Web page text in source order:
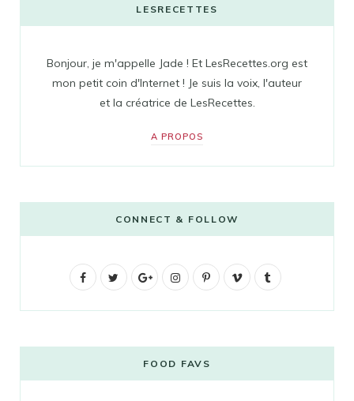
LESRECETTES
Bonjour, je m'appelle Jade ! Et LesRecettes.org est
mon petit coin d'Internet ! Je suis la voix, l'auteur
et la créatrice de LesRecettes.
A PROPOS
CONNECT & FOLLOW
F
b
t
G
g
l
I
t
a
P
e
V
o
l
FOOD FAVS